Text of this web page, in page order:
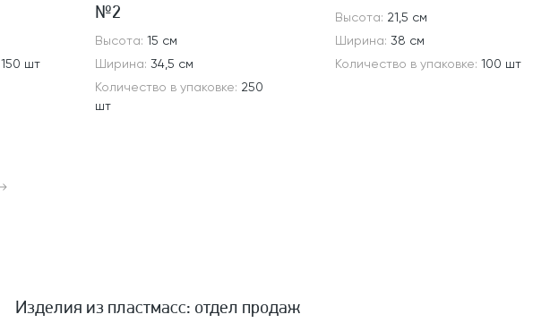
150 шт
№2
Высота: 15 см
Ширина: 34,5 см
Количество в упаковке: 250
шт
Высота: 21,5 см
Ширина: 38 см
Количество в упаковке: 100 шт
Изделия из пластмасс: отдел продаж